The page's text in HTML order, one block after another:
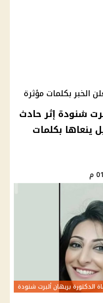
الخبر بكلمات مؤثرة
شنودة إثر حادث
ينعاها بكلمات
الدكتورة بريهان ألبرت شنودة